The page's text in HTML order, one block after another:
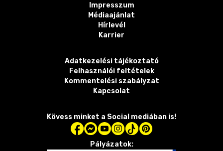
Impresszum
Médiaajánlat
Hírlevél
Karrier
Adatkezelési tájékoztató
Felhasználói feltételek
Kommentelési szabályzat
Kapcsolat
Kövess minket a Social mediában is!
Pályázatok: